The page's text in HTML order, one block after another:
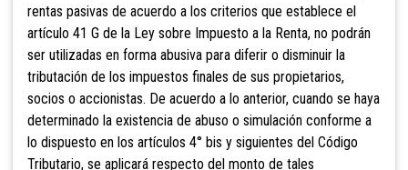
rentas pasivas de acuerdo a los criterios que establece el
artículo 41 G de la Ley sobre Impuesto a la Renta, no podrán
ser utilizadas en forma abusiva para diferir o disminuir la
tributación de los impuestos finales de sus propietarios,
socios o accionistas. De acuerdo a lo anterior, cuando se haya
determinado la existencia de abuso o simulación conforme a
lo dispuesto en los artículos 4° bis y siguientes del Código
Tributario, se aplicará respecto del monto de tales